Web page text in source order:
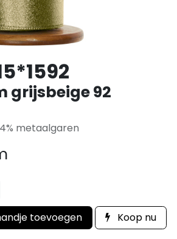
grijsbeige 92
metaalgaren
toevoegen
Koop nu